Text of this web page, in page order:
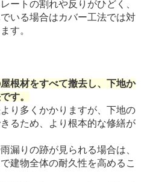
ートの割れや反りがひどく、
いる場合はカバー工法では対
す。
根材をすべて撤去し、下地か
す。
り多くかかりますが、下地の
るため、より根本的な修繕が
漏りの跡が見られる場合は、
建物全体の耐久性を高めるこ